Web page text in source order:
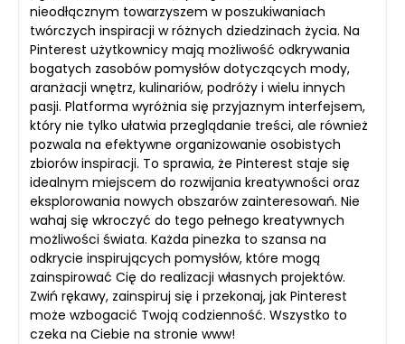
nieodłącznym towarzyszem w poszukiwaniach
twórczych inspiracji w różnych dziedzinach życia. Na
Pinterest użytkownicy mają możliwość odkrywania
bogatych zasobów pomysłów dotyczących mody,
aranżacji wnętrz, kulinariów, podróży i wielu innych
pasji. Platforma wyróżnia się przyjaznym interfejsem,
który nie tylko ułatwia przeglądanie treści, ale również
pozwala na efektywne organizowanie osobistych
zbiorów inspiracji. To sprawia, że Pinterest staje się
idealnym miejscem do rozwijania kreatywności oraz
eksplorowania nowych obszarów zainteresowań. Nie
wahaj się wkroczyć do tego pełnego kreatywnych
możliwości świata. Każda pinezka to szansa na
odkrycie inspirujących pomysłów, które mogą
zainspirować Cię do realizacji własnych projektów.
Zwiń rękawy, zainspiruj się i przekonaj, jak Pinterest
może wzbogacić Twoją codzienność. Wszystko to
czeka na Ciebie na stronie www!